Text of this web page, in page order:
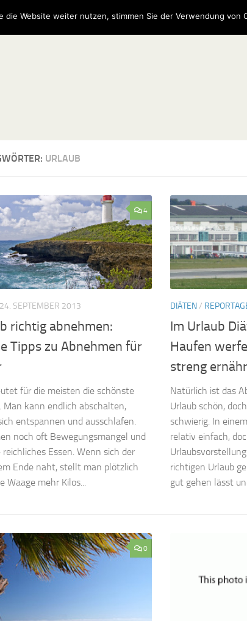
URLAUB
4
24. SEPTEMBER 2013
richtig abnehmen:
Tipps zu Abnehmen für
für die meisten die schönste
Man kann endlich abschalten,
entspannen und ausschlafen.
noch oft Bewegungsmangel und
Essen. Wenn sich der
Ende naht, stellt man plötzlich
Waage mehr Kilos...
DIÄTEN/
Im Urlaub
Haufen
streng
Natürlich ist das
Urlaub schön,
schwierig. In
relativ einfach,
richtigen Urlaub
gut gehen lässt
0
die Website weiter nutzen, stimmen Sie der Verwendung von